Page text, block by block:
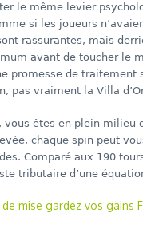
le même levier
si les joueurs
rassurantes, mais
avant de toucher le
promesse de
pas vraiment la Villa
vous êtes en plein milieu
chaque spin peut
Comparé aux 190
tributaire d’une
mise gardez vos gains